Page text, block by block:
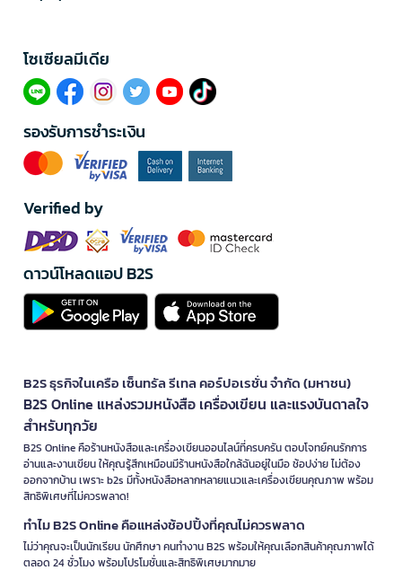
โซเซียลมีเดีย​
รองรับการชำระเงิน
Verified by
ดาวน์โหลดแอป B2S
B2S ธุรกิจในเครือ เซ็นทรัล รีเทล คอร์ปอเรชั่น จำกัด (มหาชน)
B2S Online แหล่งรวมหนังสือ เครื่องเขียน และแรงบันดาลใจ
สำหรับทุกวัย
B2S Online คือร้านหนังสือและเครื่องเขียนออนไลน์ที่ครบครัน ตอบโจทย์คนรักการ
อ่านและงานเขียน ให้คุณรู้สึกเหมือนมีร้านหนังสือใกล้ฉันอยู่ในมือ ช้อปง่าย ไม่ต้อง
ออกจากบ้าน เพราะ b2s มีทั้งหนังสือหลากหลายแนวและเครื่องเขียนคุณภาพ พร้อม
สิทธิพิเศษที่ไม่ควรพลาด!
ทำไม B2S Online คือแหล่งช้อปปิ้งที่คุณไม่ควรพลาด
ไม่ว่าคุณจะเป็นนักเรียน นักศึกษา คนทำงาน B2S พร้อมให้คุณเลือกสินค้าคุณภาพได้
ตลอด 24 ชั่วโมง พร้อมโปรโมชั่นและสิทธิพิเศษมากมาย